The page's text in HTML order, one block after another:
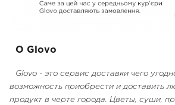
О Glovo
Glovo - это сервис доставки чего
возможность приобрести и доставить
продукт в черте города. Цветы, суши,